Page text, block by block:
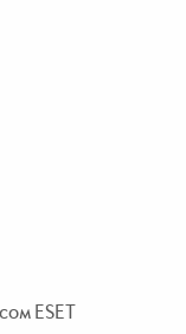
ESET